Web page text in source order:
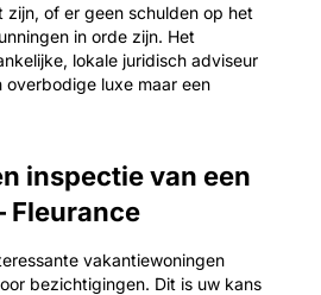
of er geen schulden op het
in orde zijn. Het
lokale juridisch adviseur
luxe maar een
inspectie van een
Fleurance
vakantiewoningen
bezichtigingen. Dit is uw kans